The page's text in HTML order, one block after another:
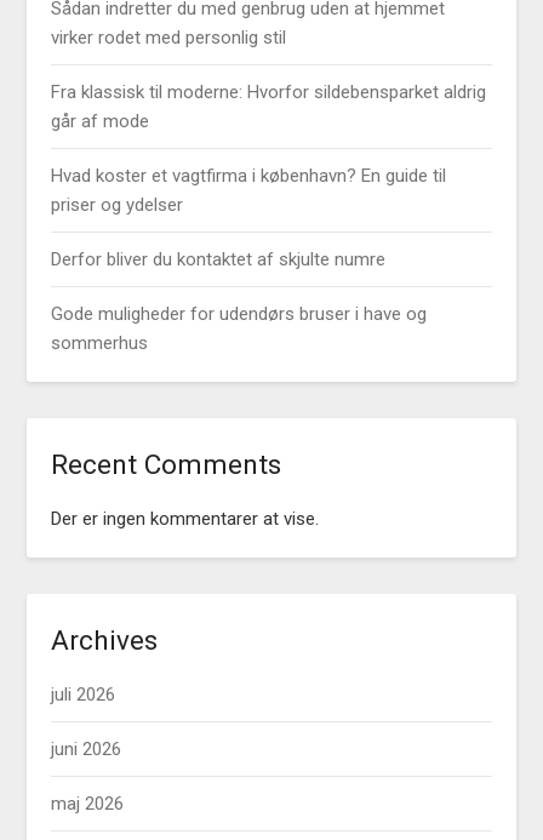
Sådan indretter du med genbrug uden at hjemmet
virker rodet med personlig stil
Fra klassisk til moderne: Hvorfor sildebensparket aldrig
går af mode
Hvad koster et vagtfirma i københavn? En guide til
priser og ydelser
Derfor bliver du kontaktet af skjulte numre
Gode muligheder for udendørs bruser i have og
sommerhus
Recent Comments
Der er ingen kommentarer at vise.
Archives
juli 2026
juni 2026
maj 2026